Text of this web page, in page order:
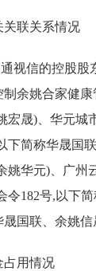
关联关系情况
视信的控股
余姚合家健
宏晟)、华元城
下简称华晟国
姚华元)、广州
令182号,以下
国联、余姚
占用情况